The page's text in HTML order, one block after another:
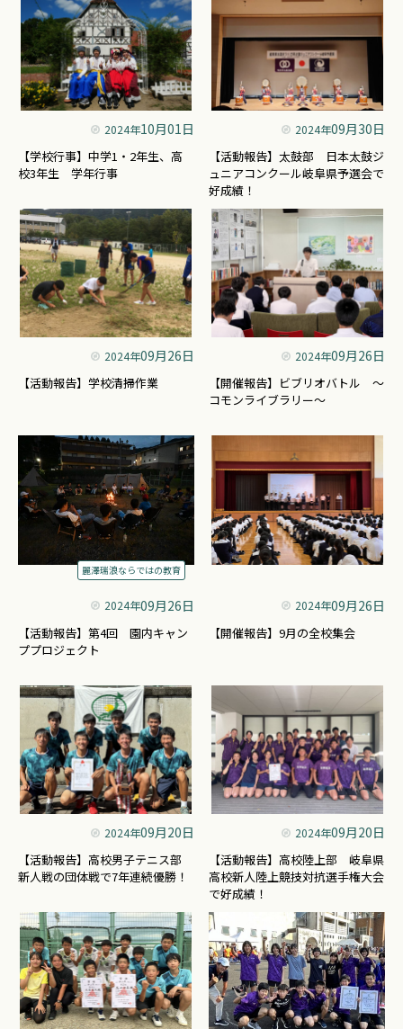
2024年10月01日
【学校行事】中学1・2年生、高
校3年生 学年行事
2024年09月30日
【活動報告】太鼓部 日本太鼓ジ
ュニアコンクール岐阜県予選会で
好成績！
2024年09月26日
【活動報告】学校清掃作業
2024年09月26日
【開催報告】ビブリオバトル ～
コモンライブラリー～
麗澤瑞浪ならではの教育
2024年09月26日
【活動報告】第4回 園内キャン
ププロジェクト
2024年09月26日
【開催報告】9月の全校集会
2024年09月20日
【活動報告】高校男子テニス部
新人戦の団体戦で7年連続優勝！
2024年09月20日
【活動報告】高校陸上部 岐阜県
高校新人陸上競技対抗選手権大会
で好成績！